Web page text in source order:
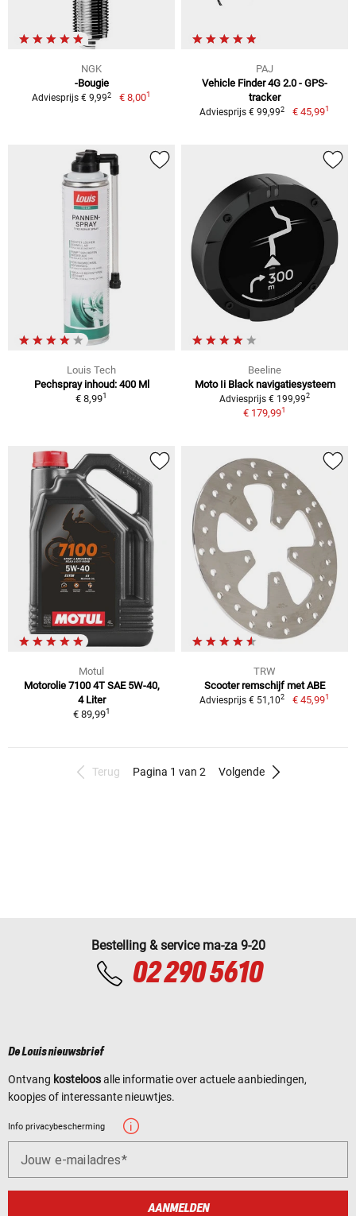
NGK
-Bougie
Adviesprijs € 9,992 € 8,001
PAJ
Vehicle Finder 4G 2.0 - GPS-
tracker
Adviesprijs € 99,992 € 45,991
Louis Tech
Pechspray inhoud: 400 Ml
€ 8,991
Beeline
Moto Ii Black navigatiesysteem
Adviesprijs € 199,992
€ 179,991
Motul
Motorolie 7100 4T SAE 5W-40,
4 Liter
€ 89,991
TRW
Scooter remschijf met ABE
Adviesprijs € 51,102 € 45,991
Terug Pagina 1 van 2 Volgende
Bestelling & service ma-za 9-20
02 290 5610
De Louis nieuwsbrief
Ontvang kosteloosalle informatie over actuele aanbiedingen,
koopjes of interessante nieuwtjes.
Info privacybescherming
Jouw e-mailadres
AANMELDEN